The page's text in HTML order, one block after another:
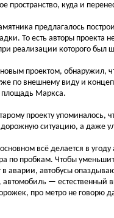
пространство, куда и
предлагалось
То есть авторы проекта
реализации которого был
проектом, обнаружил,
по внешнему виду и
площадь Маркса.
проекту упоминалось,
дорожную ситуацию, а даже
всё делается в
по пробкам. Чтобы
аварии, автобусы
автомобиль — естественный
про метро не